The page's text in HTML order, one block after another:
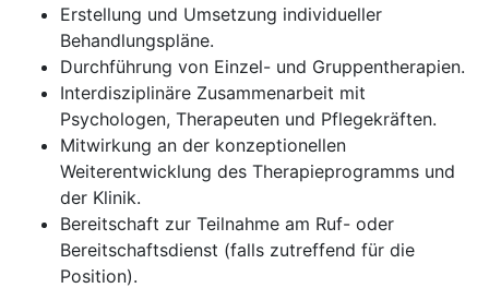
Erstellung und Umsetzung individueller
Behandlungspläne.
Durchführung von Einzel- und Gruppentherapien.
Interdisziplinäre Zusammenarbeit mit
Psychologen, Therapeuten und Pflegekräften.
Mitwirkung an der konzeptionellen
Weiterentwicklung des Therapieprogramms und
der Klinik.
Bereitschaft zur Teilnahme am Ruf- oder
Bereitschaftsdienst (falls zutreffend für die
Position).